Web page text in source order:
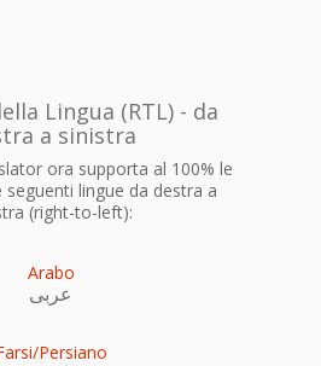
Lingua (RTL) - da
a sinistra
ora supporta al 100% le
lingue da destra a
(right-to-left):
Arabo
عربى
Persiano